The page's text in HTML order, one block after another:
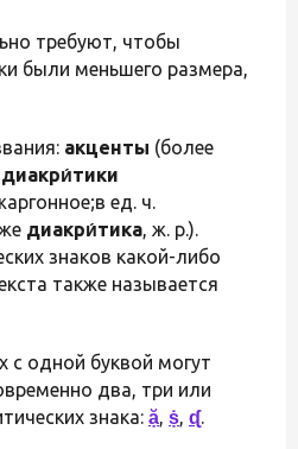
требуют, чтобы
были меньшего размера,
акценты (более
диакри́тики
ед. ч.
диакри́тика, ж. р.).
знаков какой-либо
также называется
с одной буквой могут
два, три или
знака: ặ, ṩ, ᶑ.